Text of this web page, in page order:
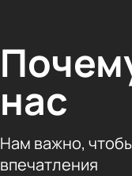
инфраструктура
насладиться не
Для тех, кто хочет
сайте. Это удобный
на концерт
нас
Нам важно,
впечатления